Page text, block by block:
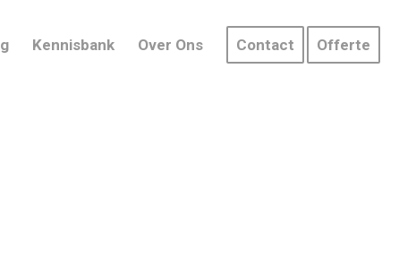
Kennisbank Over Ons Contact Offerte